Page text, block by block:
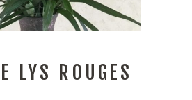
LYS ROUGES